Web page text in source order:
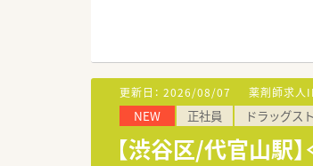
■配属店はご経験
更新日： 2026/08/07 薬剤師求人
NEW 正社員 ドラッグス
【渋谷区/代官山駅